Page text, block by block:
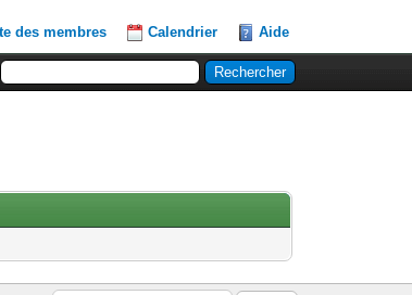
des membres Calendrier Aide